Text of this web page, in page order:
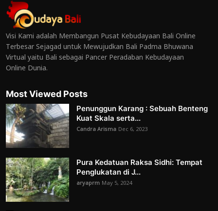
Visi Kami adalah Membangun Pusat Kebudayaan Bali Online
Terbesar Sejagad untuk Mewujudkan Bali Padma Bhuwana
Virtual yaitu Bali sebagai Pancer Peradaban Kebudayaan
Online Dunia.
Most Viewed Posts
Penunggun Karang : Sebuah Benteng
Kuat Skala serta...
Candra Arisma Dec 6, 2023
Pura Kedatuan Raksa Sidhi: Tempat
Penglukatan di J...
aryaprm May 5, 2024